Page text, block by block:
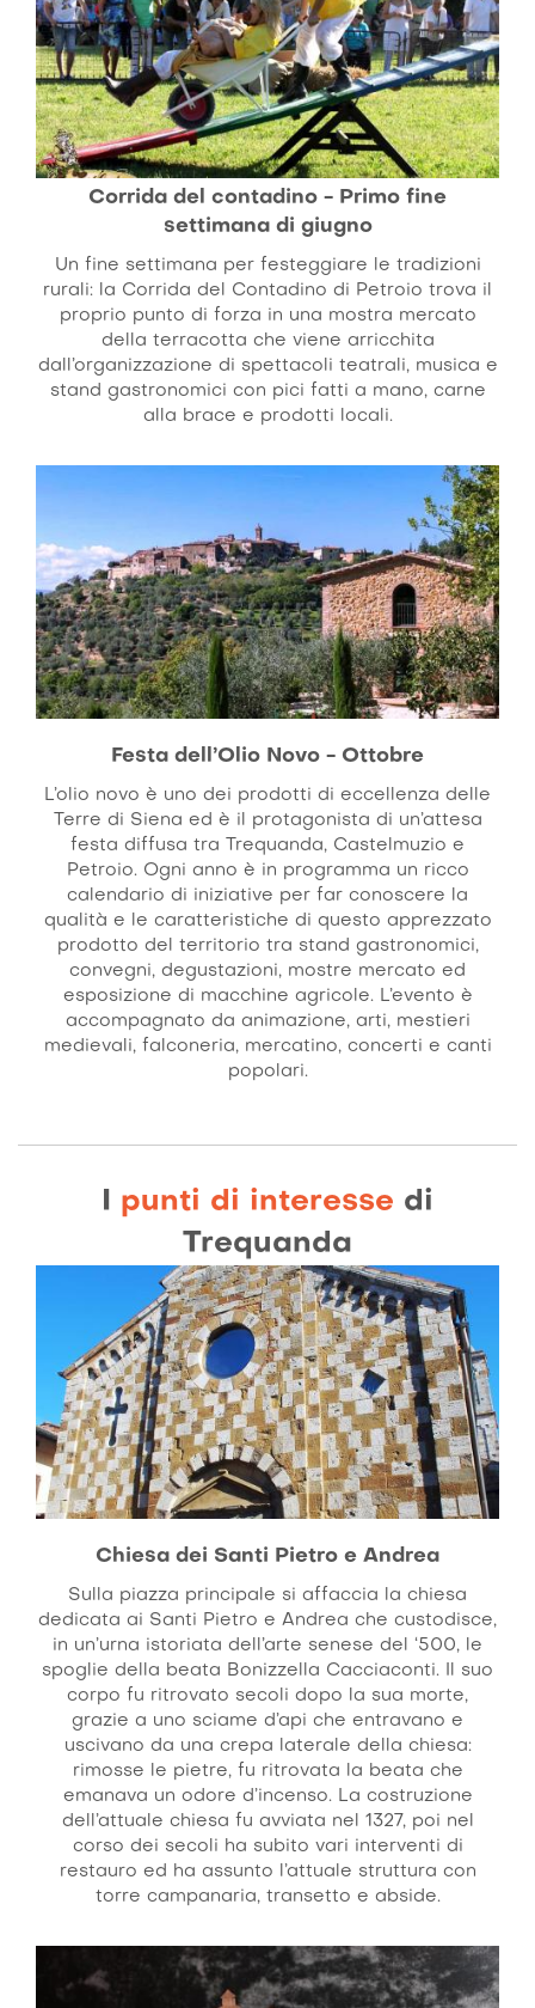
Corrida del contadino - Primo fine
settimana di giugno
Un fine settimana per festeggiare le tradizioni
rurali: la Corrida del Contadino di Petroio trova il
proprio punto di forza in una mostra mercato
della terracotta che viene arricchita
dall’organizzazione di spettacoli teatrali, musica e
stand gastronomici con pici fatti a mano, carne
alla brace e prodotti locali.
Festa dell’Olio Novo - Ottobre
L’olio novo è uno dei prodotti di eccellenza delle
Terre di Siena ed è il protagonista di un’attesa
festa diffusa tra Trequanda, Castelmuzio e
Petroio. Ogni anno è in programma un ricco
calendario di iniziative per far conoscere la
qualità e le caratteristiche di questo apprezzato
prodotto del territorio tra stand gastronomici,
convegni, degustazioni, mostre mercato ed
esposizione di macchine agricole. L’evento è
accompagnato da animazione, arti, mestieri
medievali, falconeria, mercatino, concerti e canti
popolari.
I punti di interesse di
Trequanda
Chiesa dei Santi Pietro e Andrea
Sulla piazza principale si affaccia la chiesa
dedicata ai Santi Pietro e Andrea che custodisce,
in un’urna istoriata dell’arte senese del ‘500, le
spoglie della beata Bonizzella Cacciaconti. Il suo
corpo fu ritrovato secoli dopo la sua morte,
grazie a uno sciame d’api che entravano e
uscivano da una crepa laterale della chiesa:
rimosse le pietre, fu ritrovata la beata che
emanava un odore d’incenso. La costruzione
dell’attuale chiesa fu avviata nel 1327, poi nel
corso dei secoli ha subito vari interventi di
restauro ed ha assunto l’attuale struttura con
torre campanaria, transetto e abside.